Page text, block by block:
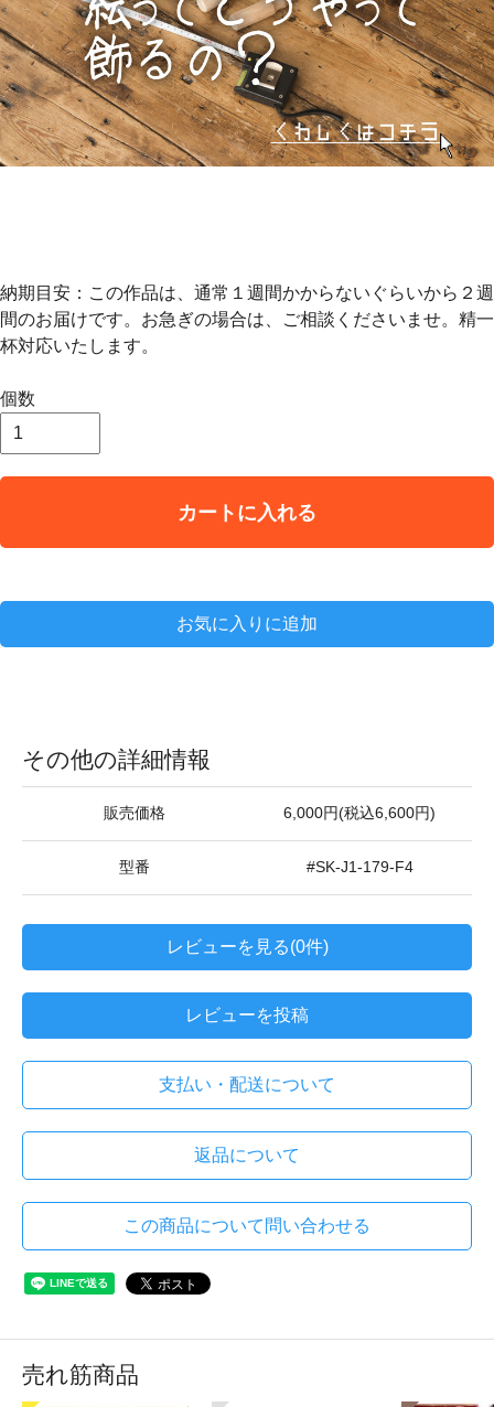
納期目安：この作品は、通常１週間かからないぐらいから２週
間のお届けです。お急ぎの場合は、ご相談くださいませ。精一
杯対応いたします。
個数
カートに入れる
お気に入りに追加
その他の詳細情報
販売価格 6,000円(税込6,600円)
型番 #SK-J1-179-F4
レビューを見る(0件)
レビューを投稿
支払い・配送について
返品について
この商品について問い合わせる
売れ筋商品